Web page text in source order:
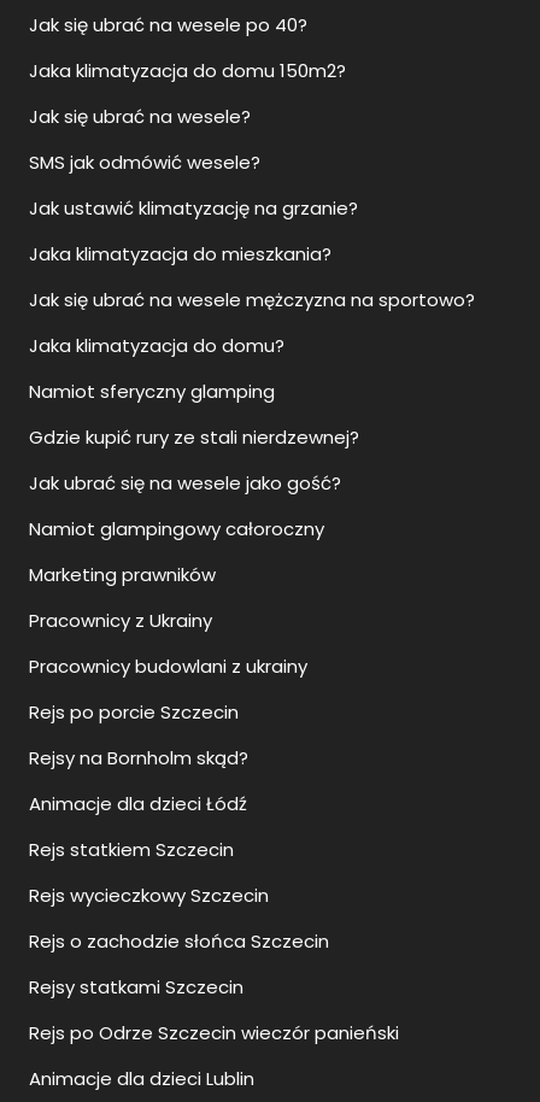
Jak się ubrać na wesele po 40?
Jaka klimatyzacja do domu 150m2?
Jak się ubrać na wesele?
SMS jak odmówić wesele?
Jak ustawić klimatyzację na grzanie?
Jaka klimatyzacja do mieszkania?
Jak się ubrać na wesele mężczyzna na sportowo?
Jaka klimatyzacja do domu?
Namiot sferyczny glamping
Gdzie kupić rury ze stali nierdzewnej?
Jak ubrać się na wesele jako gość?
Namiot glampingowy całoroczny
Marketing prawników
Pracownicy z Ukrainy
Pracownicy budowlani z ukrainy
Rejs po porcie Szczecin
Rejsy na Bornholm skąd?
Animacje dla dzieci Łódź
Rejs statkiem Szczecin
Rejs wycieczkowy Szczecin
Rejs o zachodzie słońca Szczecin
Rejsy statkami Szczecin
Rejs po Odrze Szczecin wieczór panieński
Animacje dla dzieci Lublin